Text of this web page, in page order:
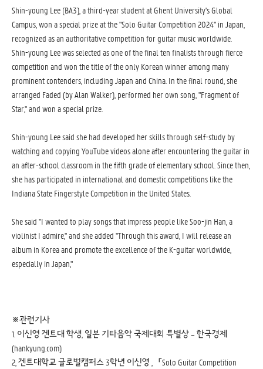
Shin-young Lee (BA3), a third-year student at Ghent University's Global
Campus, won a special prize at the "Solo Guitar Competition 2024" in Japan,
recognized as an authoritative competition for guitar music worldwide.
Shin-young Lee was selected as one of the final ten finalists through fierce
competition and won the title of the only Korean winner among many
prominent contenders, including Japan and China. In the final round, she
arranged Faded (by Alan Walker), performed her own song, "Fragment of
Star," and won a special prize.
Shin-young Lee said she had developed her skills through self-study by
watching and copying YouTube videos alone after encountering the guitar in
an after-school classroom in the fifth grade of elementary school. Since then,
she has participated in international and domestic competitions like the
Indiana State Fingerstyle Competition in the United States.
She said "I wanted to play songs that impress people like Soo-jin Han, a
violinist I admire," and she added "Through this award, I will release an
album in Korea and promote the excellence of the K-guitar worldwide,
especially in Japan,"
※관련기사
1. 이신영 겐트대 학생, 일본 기타음악 국제대회 특별상 – 한국경제
(hankyung.com)
2, 겐트대학교 글로벌캠퍼스 3학년 이신영 , 「Solo Guitar Competition